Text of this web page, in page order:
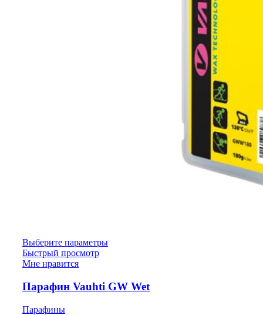
Выберите параметры
Быстрый просмотр
Мне нравится
Парафин Vauhti GW Wet
Парафины